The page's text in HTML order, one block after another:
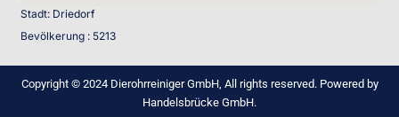
Stadt: Driedorf
Bevölkerung : 5213
Copyright © 2024 Dierohrreiniger GmbH, All rights reserved. Powered by
Handelsbrücke GmbH.